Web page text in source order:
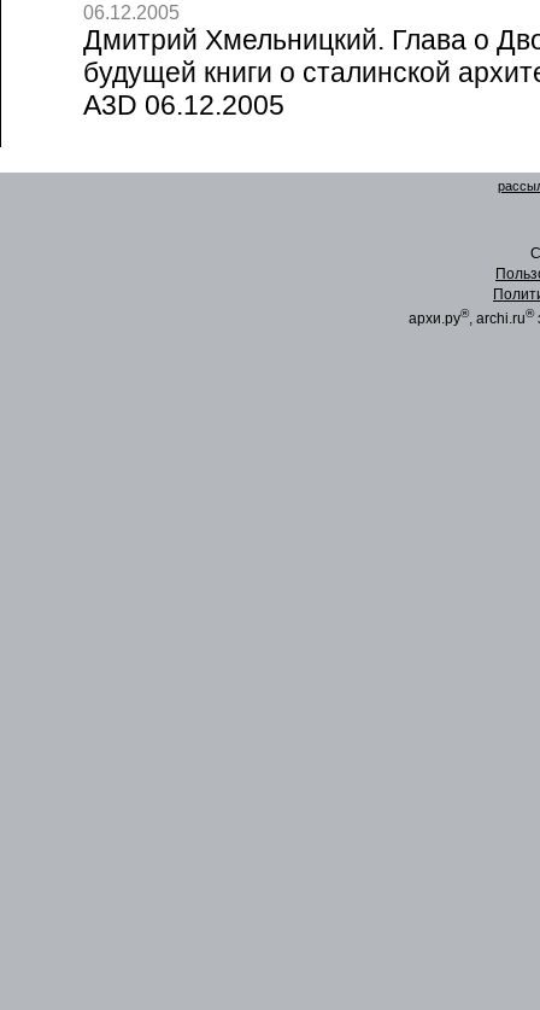
06.12.2005
Дмитрий Хмельницкий. Глава о
будущей книги о сталинской
A3D 06.12.2005
архи.ру®, archi.ru®